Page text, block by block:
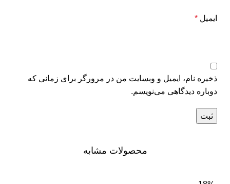
ایمیل *
ذخیره نام، ایمیل و وبسایت من در مرورگر برای زمانی که
دوباره دیدگاهی می‌نویسم.
محصولات مشابه